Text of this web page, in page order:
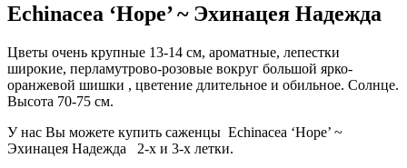
Echinacea ‘Hope’ ~ Эхинацея Надежда
Цветы очень крупные 13-14 см, ароматные, лепестки
широкие, перламутрово-розовые вокруг большой ярко-
оранжевой шишки , цветение длительное и обильное. Солнце.
Высота 70-75 см.
У нас Вы можете купить саженцы Echinacea ‘Hope’ ~
Эхинацея Надежда 2-х и 3-х летки.